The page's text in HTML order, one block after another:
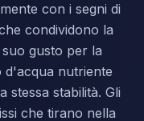
con i segni di
condividono la
gusto per la
d'acqua nutriente
stessa stabilità. Gli
che tirano nella